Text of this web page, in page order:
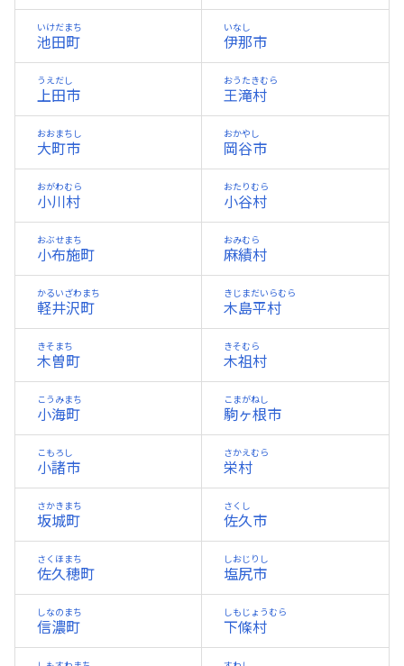
池田町
いけだまち
伊那市
いなし
上田市
うえだし
王滝村
おうたきむら
大町市
おおまちし
岡谷市
おかやし
小川村
おがわむら
小谷村
おたりむら
小布施町
おぶせまち
麻績村
おみむら
軽井沢町
かるいざわまち
木島平村
きじまだいらむら
木曽町
きそまち
木祖村
きそむら
小海町
こうみまち
駒ヶ根市
こまがねし
小諸市
こもろし
栄村
さかえむら
坂城町
さかきまち
佐久市
さくし
佐久穂町
さくほまち
塩尻市
しおじりし
信濃町
しなのまち
下條村
しもじょうむら